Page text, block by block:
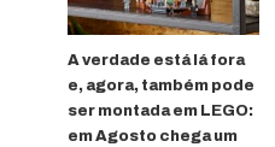
A verdade está lá fora
e, agora, também pode
ser montada em LEGO:
em Agosto chega um